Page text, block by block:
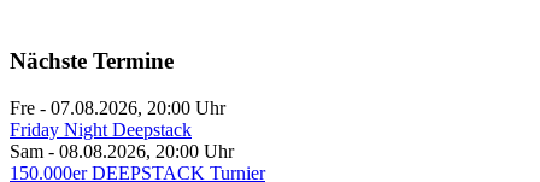
Nächste Termine
Fre - 07.08.2026, 20:00 Uhr
Friday Night Deepstack
Sam - 08.08.2026, 20:00 Uhr
150.000er DEEPSTACK Turnier